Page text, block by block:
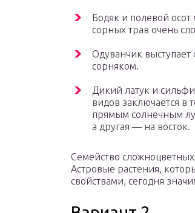
Бодяк и полевой осот
сорных трав очень
Одуванчик
сорняком.
Дикий латук и
видов заключается в
прямым солнечным
а другая — на восток.
Семейство
Астровые растения,
свойствами, сегодня